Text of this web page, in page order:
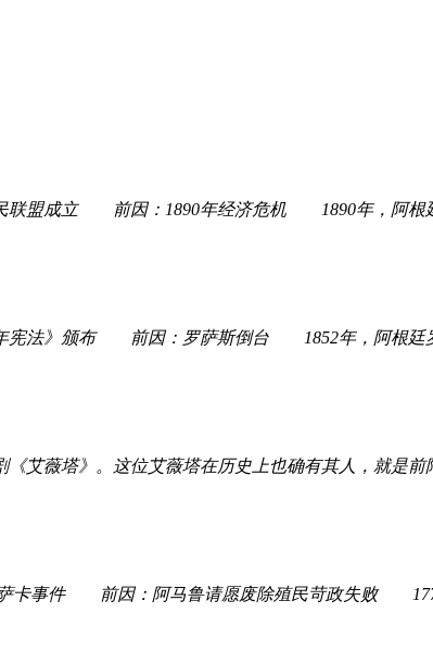
成立 前因：1890年经济危机 1890年，阿根廷
》颁布 前因：罗萨斯倒台 1852年，阿根廷罗
艾薇塔》。这位艾薇塔在历史上也确有其人，就是前
件 前因：阿马鲁请愿废除殖民苛政失败 1777